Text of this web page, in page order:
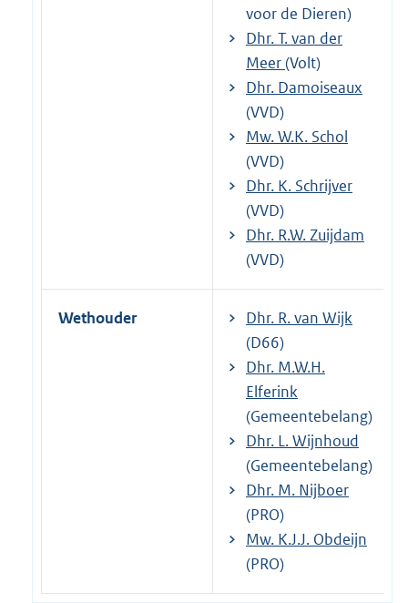
voor de Dieren)
Dhr. T. van der
Meer(Volt)
Dhr. Damoiseaux
(VVD)
Mw. W.K. Schol
(VVD)
Dhr. K. Schrijver
(VVD)
Dhr. R.W. Zuijdam
(VVD)
Wethouder
Dhr. R. van Wijk
(D66)
Dhr. M.W.H.
Elferink
(Gemeentebelang)
Dhr. L. Wijnhoud
(Gemeentebelang)
Dhr. M. Nijboer
(PRO)
Mw. K.J.J. Obdeijn
(PRO)